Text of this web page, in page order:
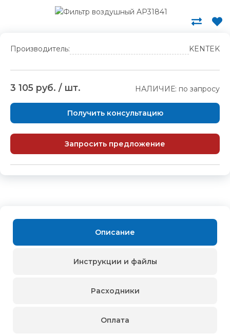
Производитель: KENTEK
3 105 руб. / шт. НАЛИЧИЕ: по запросу
Получить консультацию
Запросить предложение
Описание
Инструкции и файлы
Расходники
Оплата